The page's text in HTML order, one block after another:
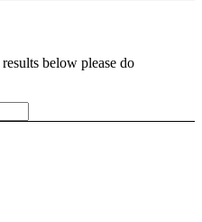
below please do